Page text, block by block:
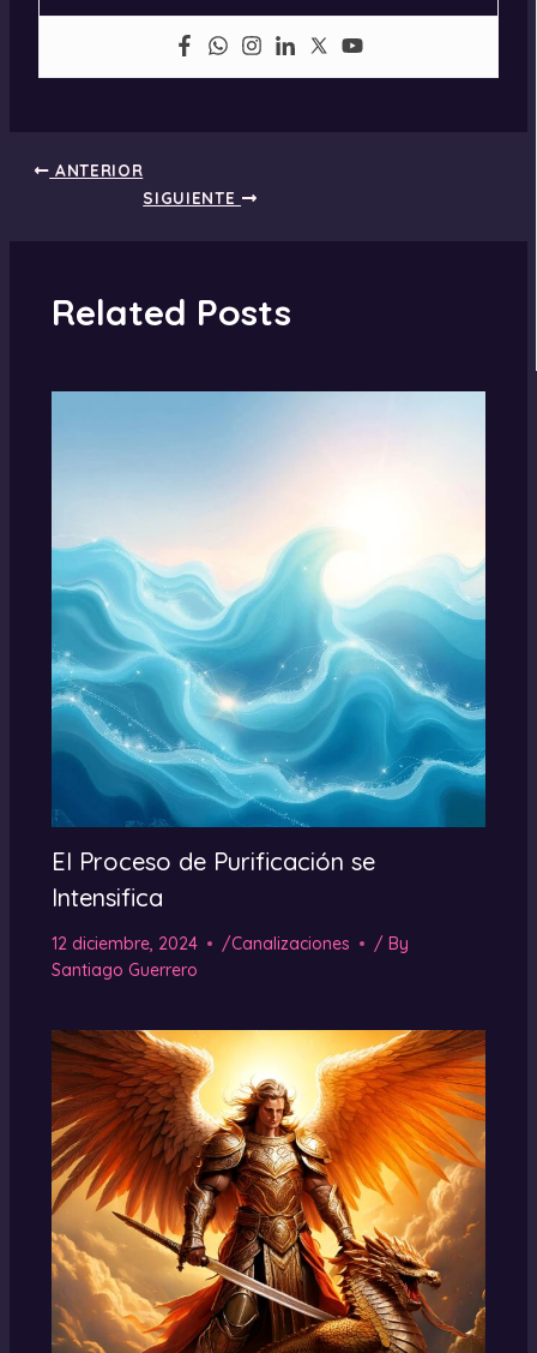
ANTERIOR
SIGUIENTE
Related Posts
El Proceso de Purificación se
Intensifica
12 diciembre, 2024 /Canalizaciones
/ By
Santiago Guerrero